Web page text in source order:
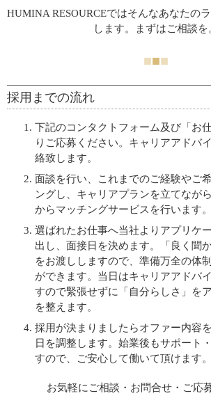
HUMINA RESOURCEではそんなあなたの
します。まずはご相談を
■■■
採用までの流れ
下記のコンタクトフォーム及び「お
りご応募ください。キャリアアドバ
絡致します。
面談を行い、これまでのご経験やご
ングし、キャリアプランを立てなが
からマッチングサービスを行います。
選ばれたお仕事へ当社よりアプリケ
出し、面接日を決めます。「良く聞
をお渡ししますので、準備万全の体
ができます。当日はキャリアアドバ
すので緊張せずに「自分らしさ」を
を整えます。
採用が決まりましたらオファー内容
日を調整します。始業後もサポート
すので、ご安心して働いて頂けます。
お気軽にご相談・お問合せ・ご応